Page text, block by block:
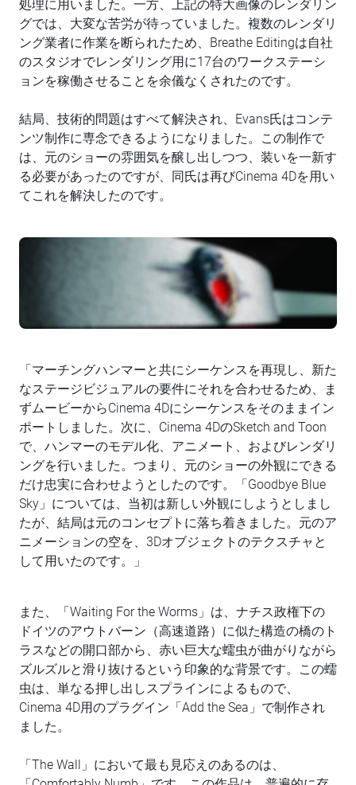
処理に用いました。一方、上記の特大画像のレンダリン
グでは、大変な苦労が待っていました。複数のレンダリ
ング業者に作業を断られたため、Breathe Editingは自社
のスタジオでレンダリング用に17台のワークステーシ
ョンを稼働させることを余儀なくされたのです。
結局、技術的問題はすべて解決され、Evans氏はコンテ
ンツ制作に専念できるようになりました。この制作で
は、元のショーの雰囲気を醸し出しつつ、装いを一新す
る必要があったのですが、同氏は再びCinema 4Dを用い
てこれを解決したのです。
「マーチングハンマーと共にシーケンスを再現し、新た
なステージビジュアルの要件にそれを合わせるため、ま
ずムービーからCinema 4Dにシーケンスをそのままイン
ポートしました。次に、Cinema 4DのSketch and Toon
で、ハンマーのモデル化、アニメート、およびレンダリ
ングを行いました。つまり、元のショーの外観にできる
だけ忠実に合わせようとしたのです。「Goodbye Blue
Sky」については、当初は新しい外観にしようとしまし
たが、結局は元のコンセプトに落ち着きました。元のア
ニメーションの空を、3Dオブジェクトのテクスチャと
して用いたのです。」
また、「Waiting For the Worms」は、ナチス政権下の
ドイツのアウトバーン（高速道路）に似た構造の橋のト
ラスなどの開口部から、赤い巨大な蠕虫が曲がりながら
ズルズルと滑り抜けるという印象的な背景です。この蠕
虫は、単なる押し出しスプラインによるもので、
Cinema 4D用のプラグイン「Add the Sea」で制作され
ました。
「The Wall」において最も見応えのあるのは、